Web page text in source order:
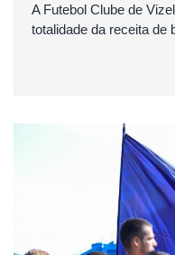
A Futebol Clube de
totalidade da receita de